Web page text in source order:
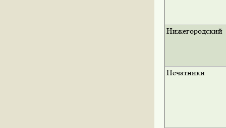
Нижегородский
Печатники